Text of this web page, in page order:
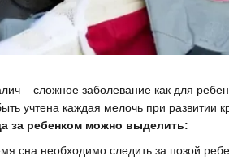
– сложное заболевание как для
учтена каждая мелочь при развитии
за ребенком можно выделить:
сна необходимо следить за позой